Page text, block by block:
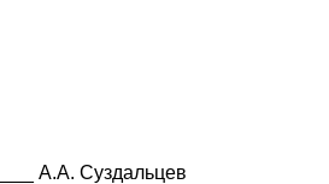
А.А. Суздальцев